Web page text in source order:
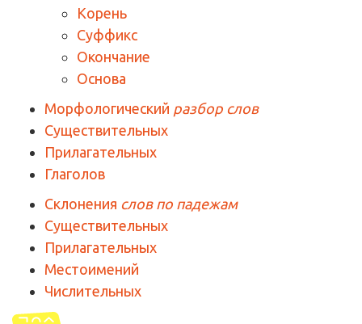
Корень
Суффикс
Окончание
Основа
Морфологический разбор слов
Существительных
Прилагательных
Глаголов
Склонения слов по падежам
Существительных
Прилагательных
Местоимений
Числительных